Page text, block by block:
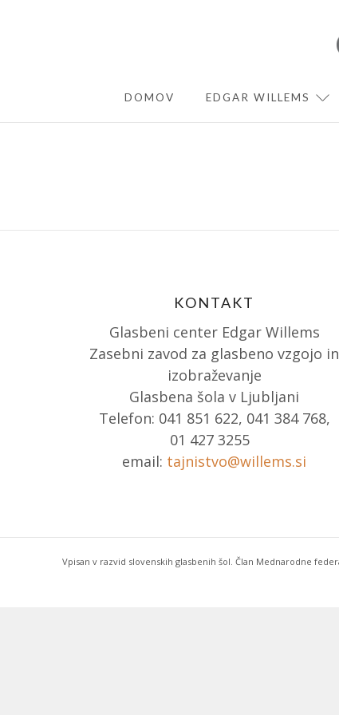
DOMOV EDGAR WILLEMS
KONTAKT
Glasbeni center Edgar Willems
Zasebni zavod za glasbeno vzgojo in
izobraževanje
Glasbena šola v Ljubljani
Telefon: 041 851 622, 041 384 768,
01 427 3255
email: tajnistvo@willems.si
Vpisan v razvid slovenskih glasbenih šol. Član Mednarodne